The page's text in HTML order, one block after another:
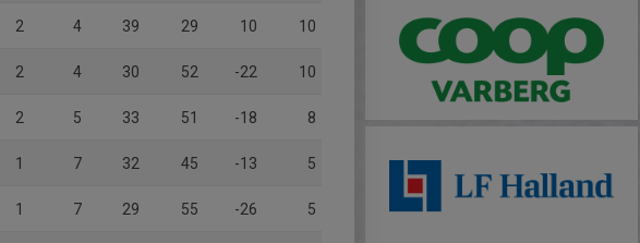
2 4 39 29 10 10
2 4 30 52 -22 10
2 5 33 51 -18 8
1 7 32 45 -13 5
1 7 29 55 -26 5